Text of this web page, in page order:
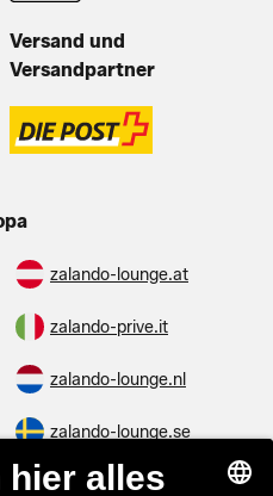
Versand und
Versandpartner
zalando-lounge.at
zalando-prive.it
zalando-lounge.nl
zalando-lounge.se
zalando-lounge.dk